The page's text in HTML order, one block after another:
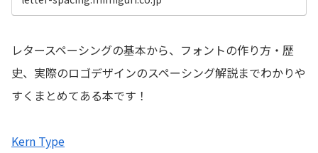
レタースペーシングの基本から、フォントの作り方・歴
史、実際のロゴデザインのスペーシング解説までわかりや
すくまとめてある本です！
Kern Type